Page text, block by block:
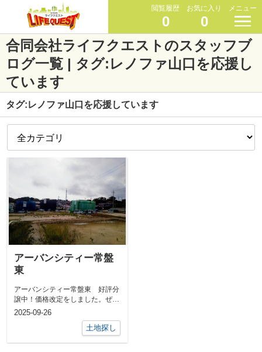
閲覧履歴
0
お気に入り
0
メニュー
合同会社ライフクエストのスタッフブ
ログ一覧 | タグ:レノファ山口を応援し
ています
タグ:レノファ山口を応援しています
アーバンシティー常盤
東
アーバンシティー常盤東 好評分
譲中！価格改定をしました。ぜひ
『アーバンシティー常盤東』の詳
2025-09-26
土地探し